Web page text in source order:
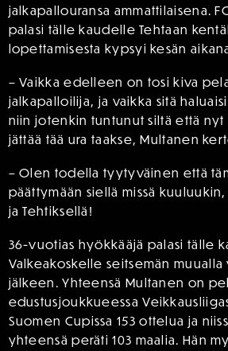
jalkapallouransa ammattilaisena.
palasi tälle kaudelle Tehtaan
lopettamisesta kypsyi kesän
– Vaikka edelleen on tosi kiva
jalkapalloilija, ja vaikka sitä
niin jotenkin tuntunut siltä että
jättää tää ura taakse, Multanen
– Olen todella tyytyväinen että
päättymään siellä missä
ja Tehtiksellä!
36-vuotias hyökkääjä palasi tälle
Valkeakoskelle seitsemän
jälkeen. Yhteensä Multanen on
edustusjoukkueessa
Suomen Cupissa 153 ottelua ja
yhteensä peräti 103 maalia. Hän